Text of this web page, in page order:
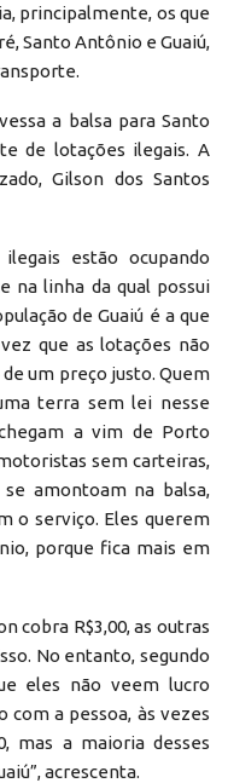
principalmente, os que
Santo Antônio e Guaiú,
a balsa para Santo
de lotações ilegais. A
Gilson dos Santos
estão ocupando
na linha da qual possui
de Guaiú é a que
que as lotações não
um preço justo. Quem
terra sem lei nesse
a vim de Porto
sem carteiras,
amontoam na balsa,
o serviço. Eles querem
porque fica mais em
cobra R$3,00, as outras
No entanto, segundo
eles não veem lucro
com a pessoa, às vezes
mas a maioria desses
acrescenta.